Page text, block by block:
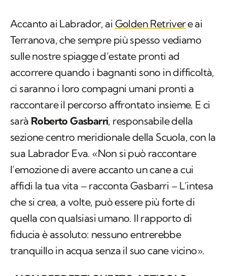
Accanto ai Labrador, ai Golden Retrivere ai
Terranova, che sempre più spesso vediamo
sulle nostre spiagge d’estate pronti ad
accorrere quando i bagnanti sono in difficoltà,
ci saranno i loro compagni umani pronti a
raccontare il percorso affrontato insieme. E ci
sarà Roberto Gasbarri, responsabile della
sezione centro meridionale della Scuola, con la
sua Labrador Eva. «Non si può raccontare
l’emozione di avere accanto un cane a cui
affidi la tua vita – racconta Gasbarri – L’intesa
che si crea, a volte, può essere più forte di
quella con qualsiasi umano. Il rapporto di
fiducia è assoluto: nessuno entrerebbe
tranquillo in acqua senza il suo cane vicino».